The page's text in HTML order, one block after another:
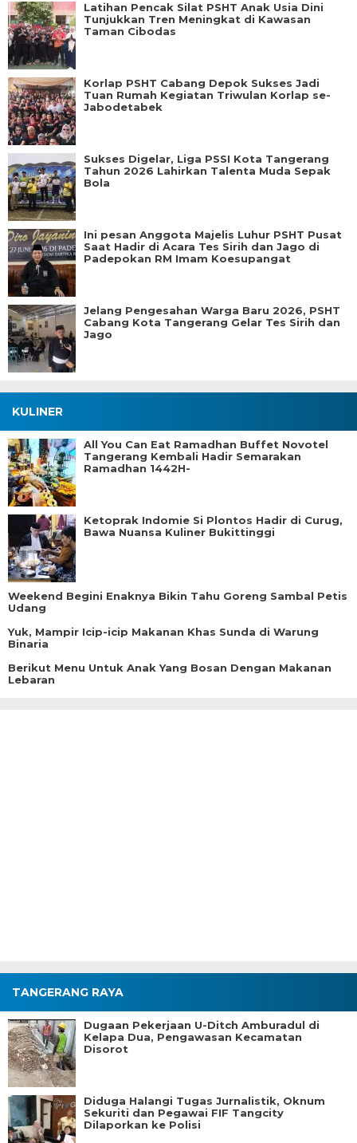
Latihan Pencak Silat PSHT Anak Usia Dini
Tunjukkan Tren Meningkat di Kawasan
Taman Cibodas
Korlap PSHT Cabang Depok Sukses Jadi
Tuan Rumah Kegiatan Triwulan Korlap se-
Jabodetabek
Sukses Digelar, Liga PSSI Kota Tangerang
Tahun 2026 Lahirkan Talenta Muda Sepak
Bola
Ini pesan Anggota Majelis Luhur PSHT Pusat
Saat Hadir di Acara Tes Sirih dan Jago di
Padepokan RM Imam Koesupangat
Jelang Pengesahan Warga Baru 2026, PSHT
Cabang Kota Tangerang Gelar Tes Sirih dan
Jago
KULINER
All You Can Eat Ramadhan Buffet Novotel
Tangerang Kembali Hadir Semarakan
Ramadhan 1442H-
Ketoprak Indomie Si Plontos Hadir di Curug,
Bawa Nuansa Kuliner Bukittinggi
Weekend Begini Enaknya Bikin Tahu Goreng Sambal Petis
Udang
Yuk, Mampir Icip-icip Makanan Khas Sunda di Warung
Binaria
Berikut Menu Untuk Anak Yang Bosan Dengan Makanan
Lebaran
TANGERANG RAYA
Dugaan Pekerjaan U-Ditch Amburadul di
Kelapa Dua, Pengawasan Kecamatan
Disorot
Diduga Halangi Tugas Jurnalistik, Oknum
Sekuriti dan Pegawai FIF Tangcity
Dilaporkan ke Polisi